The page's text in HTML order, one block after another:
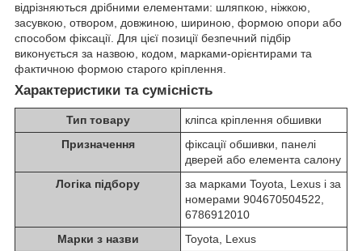
відрізняються дрібними елементами: шляпкою, ніжкою,
засувкою, отвором, довжиною, шириною, формою опори або
способом фіксації. Для цієї позиції безпечний підбір
виконується за назвою, кодом, марками-орієнтирами та
фактичною формою старого кріплення.
Характеристики та сумісність
Тип товару
кліпса кріплення обшивки
Призначення
фіксації обшивки, панелі
дверей або елемента салону
Логіка підбору
за марками Toyota, Lexus і за
номерами 904670504522,
6786912010
Марки з назви
Toyota, Lexus